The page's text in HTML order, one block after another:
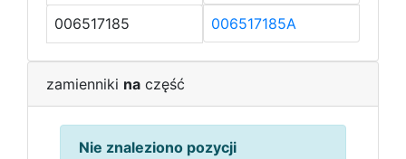
006517185 006517185A
zamienniki na część
Nie znaleziono pozycji